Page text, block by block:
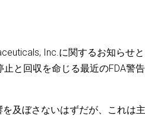
Inc.に関するお知らせ
と回収を命じる最近のFDA警
及ぼさないはずだが、これは